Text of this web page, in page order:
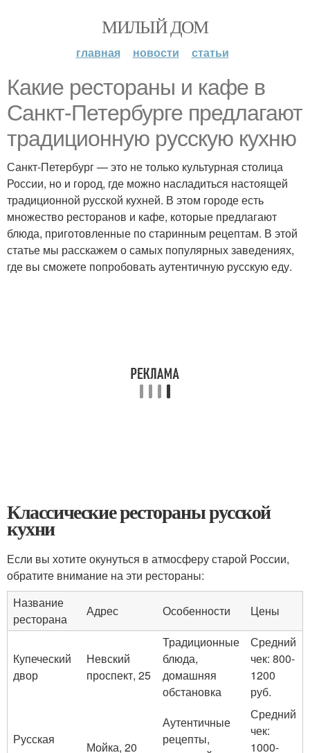
МИЛЫЙ ДОМ
главная новости статьи
Какие рестораны и кафе в
Санкт-Петербурге предлагают
традиционную русскую кухню
Санкт-Петербург — это не только культурная столица
России, но и город, где можно насладиться настоящей
традиционной русской кухней. В этом городе есть
множество ресторанов и кафе, которые предлагают
блюда, приготовленные по старинным рецептам. В этой
статье мы расскажем о самых популярных заведениях,
где вы сможете попробовать аутентичную русскую еду.
Классические рестораны русской
кухни
Если вы хотите окунуться в атмосферу старой России,
обратите внимание на эти рестораны:
Название
ресторана
Адрес Особенности Цены
Купеческий
двор
Невский
проспект, 25
Традиционные
блюда,
домашняя
обстановка
Средний
чек: 800-
1200
руб.
Русская
Мойка, 20
Аутентичные
рецепты,
Средний
чек:
1000-